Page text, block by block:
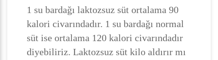
1 su bardağı laktozsuz süt ortalama 90
kalori civarındadır. 1 su bardağı normal
süt ise ortalama 120 kalori civarındadır
diyebiliriz. Laktozsuz süt kilo aldırır mı